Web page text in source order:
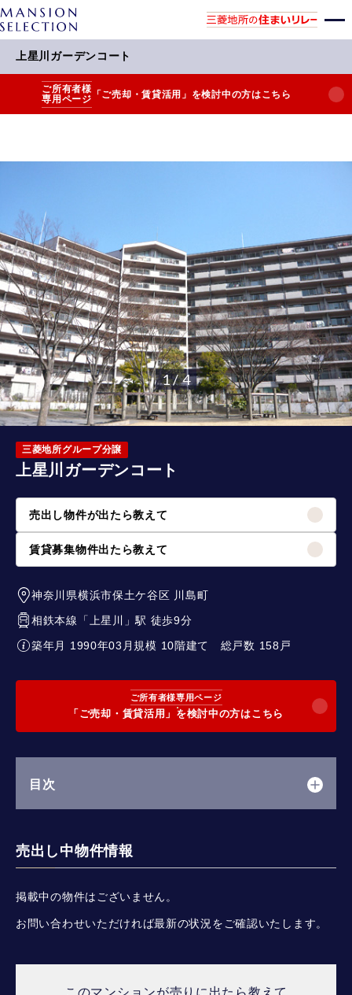
上星川ガーデンコート
ご所有者様
専用ページ 「ご売却・賃貸活用」を検討中の方はこちら
1 / 4
三菱地所グループ分譲
上星川ガーデンコート
売出し物件が出たら教えて
賃貸募集物件出たら教えて
神奈川県横浜市保土ケ谷区 川島町
相鉄本線
「 上星川
」駅 徒歩9分
築年月 1990年03月規模 10階建て 総戸数 158戸
ご所有者様専用ページ
「ご売却・賃貸活用」を検討中の方はこちら
目次
売出し中物件情報
掲載中の物件はございません。
お問い合わせいただければ最新の状況をご確認いたします。
このマンションが売りに出たら教えて